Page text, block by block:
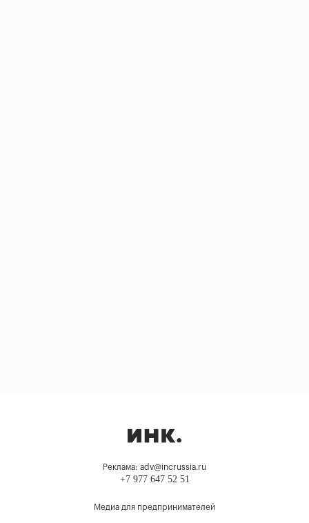
Реклама: adv@incrussia.ru
+7 977 647 52 51
Медиа для предпринимателей